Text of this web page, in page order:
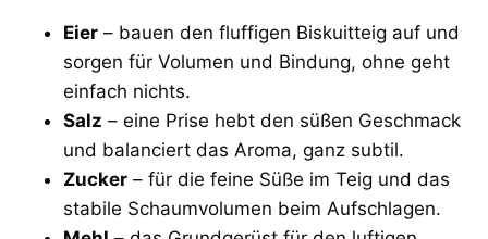
Eier – bauen den fluffigen Biskuitteig auf und
sorgen für Volumen und Bindung, ohne geht
einfach nichts.
Salz – eine Prise hebt den süßen Geschmack
und balanciert das Aroma, ganz subtil.
Zucker – für die feine Süße im Teig und das
stabile Schaumvolumen beim Aufschlagen.